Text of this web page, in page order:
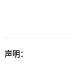
声明：